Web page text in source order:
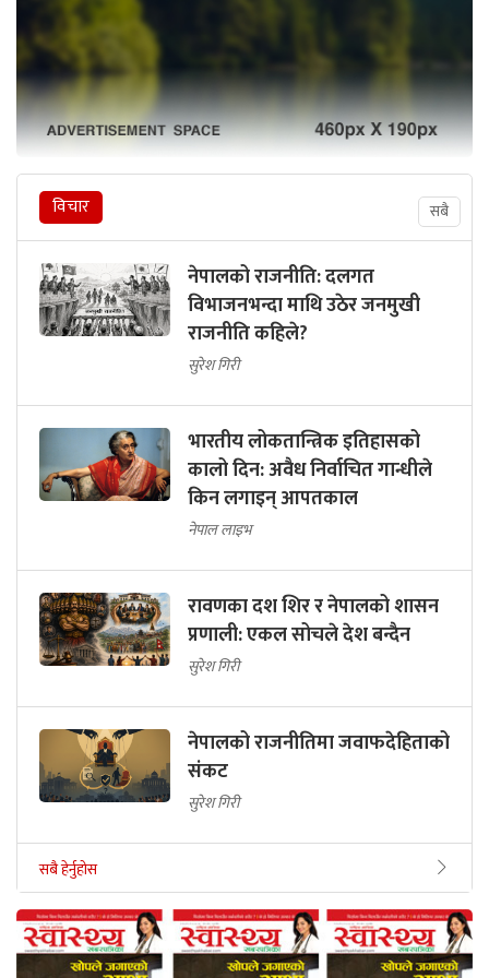
विचार सबै
नेपालको राजनीति: दलगत
विभाजनभन्दा माथि उठेर जनमुखी
राजनीति कहिले?
सुरेश गिरी
भारतीय लोकतान्त्रिक इतिहासको
कालो दिन: अवैध निर्वाचित गान्धीले
किन लगाइन् आपतकाल
नेपाल लाइभ
रावणका दश शिर र नेपालको शासन
प्रणाली: एकल सोचले देश बन्दैन
सुरेश गिरी
नेपालको राजनीतिमा जवाफदेहिताको
संकट
सुरेश गिरी
सबै हेर्नुहोस